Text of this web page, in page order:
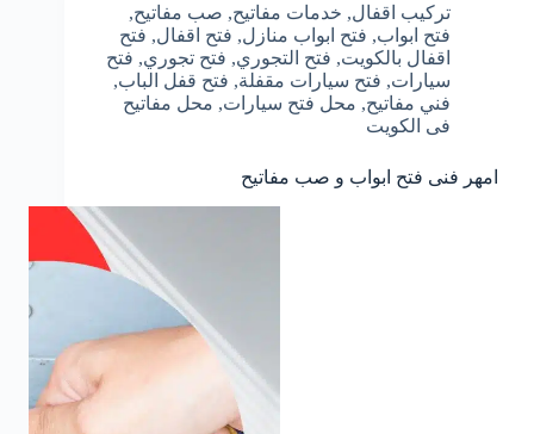
تركيب اقفال, خدمات مفاتيح, صب مفاتيح,
فتح ابواب, فتح ابواب منازل, فتح اقفال, فتح
اقفال بالكويت, فتح التجوري, فتح تجوري, فتح
سيارات, فتح سيارات مقفلة, فتح قفل الباب,
فني مفاتيح, محل فتح سيارات, محل مفاتيح
فى الكويت
امهر فنى فتح ابواب و صب مفاتيح